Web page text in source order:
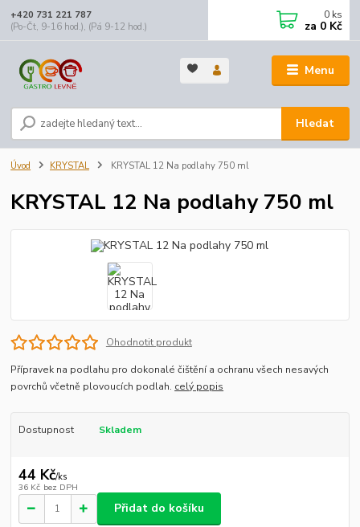
Menu
Hledat
+420 731 221 787
(Po-Čt, 9-16 hod.), (Pá 9-12 hod.)
0 ks
za 0 Kč
Úvod KRYSTAL KRYSTAL 12 Na podlahy 750 ml
KRYSTAL 12 Na podlahy 750 ml
Ohodnotit produkt
Přípravek na podlahu pro dokonalé čištění a ochranu všech nesavých
povrchů včetně plovoucích podlah. celý popis
Dostupnost Skladem
44 Kč/ks
36 Kč bez DPH
Přidat do košíku